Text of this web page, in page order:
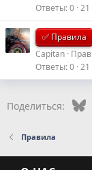
Ответы 0
✅ Правила
Capitan
Ответы 0
Поделиться:
Правила